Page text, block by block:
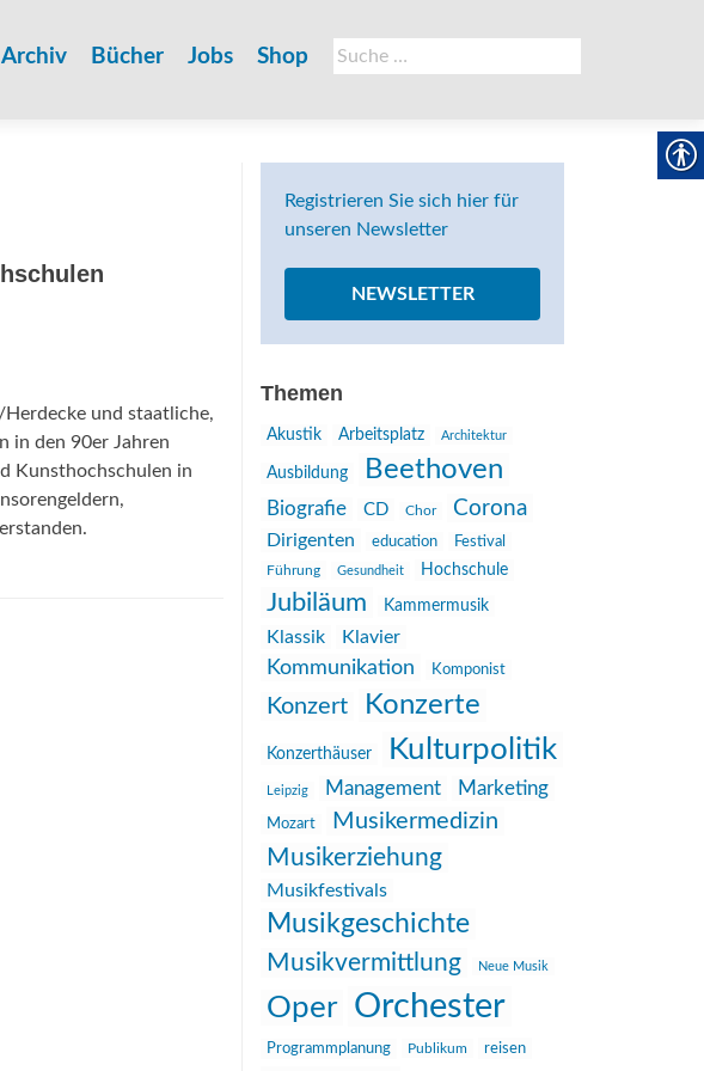
Suche
nach:
Archiv Bücher Jobs Shop
und staatliche,
in den 90er Jahren
Kunsthochschulen in
Registrieren Sie sich hier für
unseren Newsletter
NEWSLETTER
Themen
Akustik Arbeitsplatz Architektur
Ausbildung Beethoven
Biografie CD Chor Corona
Dirigenten education
Festival
Führung
Gesundheit Hochschule
Jubiläum Kammermusik
Klassik Klavier
Kommunikation Komponist
Konzert Konzerte
Konzerthäuser Kulturpolitik
Leipzig Management Marketing
Mozart Musikermedizin
Musikerziehung
Musikfestivals
Musikgeschichte
Musikvermittlung Neue Musik
Oper Orchester
Programmplanung Publikum reisen